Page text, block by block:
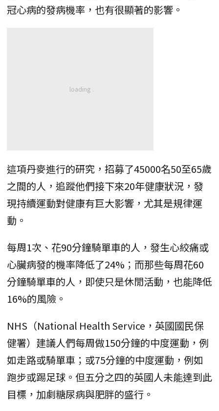
冠心病的發病機率，也有很顯著的影響。
這項丹麥進行的研究，招募了45000名50至65歲
之間的人，追蹤他們接下來20年健康狀況，發
現持續運動對健康有巨大影響，尤其是規律運
動。
每周1次、花90分鐘騎單車的人，發生心絞痛或
心臟病發的機率降低了24%；而那些每周花60
分鐘騎單車的人，即使只是休閒活動，也能降低
16%的風險。
NHS（National Health Service，英國國民保
健署）建議人們每周做150分鐘的中度運動，例
如走路或騎單車；或75分鐘的中度運動，例如
跑步或踢足球。但五分之四的英國人未能達到此
目標，加劇糖尿病與肥胖的盛行。